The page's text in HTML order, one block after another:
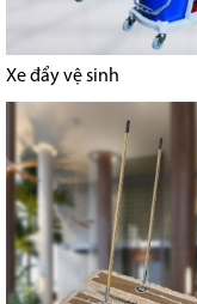
Xe đẩy vệ sinh